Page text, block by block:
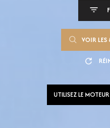
VOIR LES
UTILISEZ LE